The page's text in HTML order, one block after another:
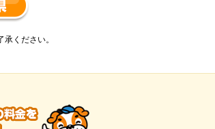
ください。